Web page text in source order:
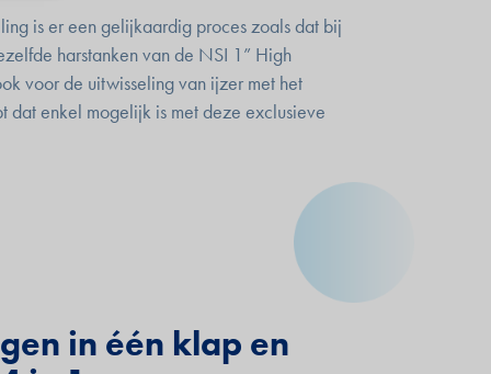
is er een gelijkaardig proces zoals dat bij
harstanken van de NSI 1” High
voor de uitwisseling van ijzer met het
dat enkel mogelijk is met deze exclusieve
in één klap en